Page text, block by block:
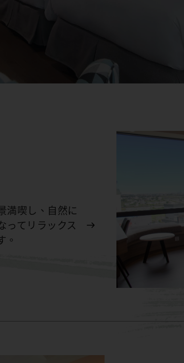
満喫し、自然に
ってリラックス
。